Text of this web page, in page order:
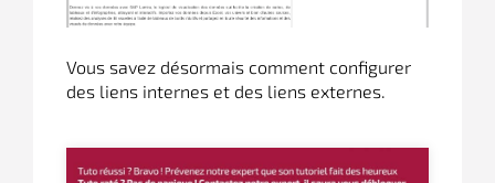
Vous savez désormais comment configurer
des liens internes et des liens externes.